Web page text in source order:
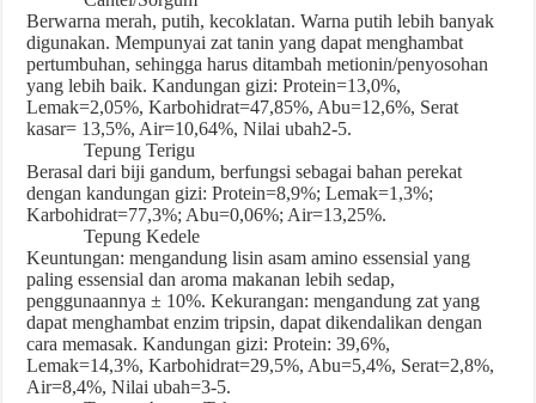
Berwarna merah, putih, kecoklatan. Warna putih lebih banyak
digunakan. Mempunyai zat tanin yang dapat menghambat
pertumbuhan, sehingga harus ditambah metionin/penyosohan
yang lebih baik. Kandungan gizi: Protein=13,0%,
Lemak=2,05%, Karbohidrat=47,85%, Abu=12,6%, Serat
kasar= 13,5%, Air=10,64%, Nilai ubah2-5.
Tepung Terigu
Berasal dari biji gandum, berfungsi sebagai bahan perekat
dengan kandungan gizi: Protein=8,9%; Lemak=1,3%;
Karbohidrat=77,3%; Abu=0,06%; Air=13,25%.
Tepung Kedele
Keuntungan: mengandung lisin asam amino essensial yang
paling essensial dan aroma makanan lebih sedap,
penggunaannya ± 10%. Kekurangan: mengandung zat yang
dapat menghambat enzim tripsin, dapat dikendalikan dengan
cara memasak. Kandungan gizi: Protein: 39,6%,
Lemak=14,3%, Karbohidrat=29,5%, Abu=5,4%, Serat=2,8%,
Air=8,4%, Nilai ubah=3-5.